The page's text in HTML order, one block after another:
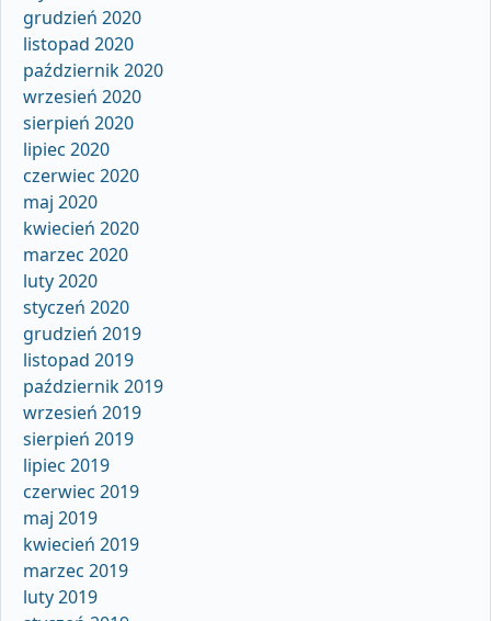
grudzień 2020
listopad 2020
październik 2020
wrzesień 2020
sierpień 2020
lipiec 2020
czerwiec 2020
maj 2020
kwiecień 2020
marzec 2020
luty 2020
styczeń 2020
grudzień 2019
listopad 2019
październik 2019
wrzesień 2019
sierpień 2019
lipiec 2019
czerwiec 2019
maj 2019
kwiecień 2019
marzec 2019
luty 2019